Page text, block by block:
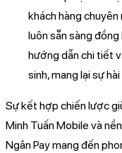
khách hàng chuyên
luôn sẵn sàng
hướng dẫn chi tiết
sinh, mang lại sự
Sự kết hợp chiến lược
Minh Tuấn Mobile và
Ngân Pay mang đến